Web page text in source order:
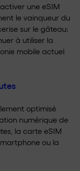
une eSIM
le vainqueur du
sur le gâteau:
à utiliser la
mobile actuel
optimisé
numérique de
la carte eSIM
ou la